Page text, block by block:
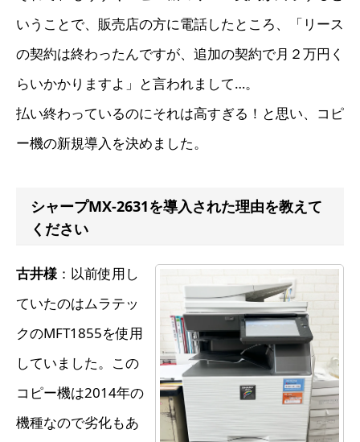
いうことで、販売店の方に電話したところ、「リース
の契約は終わったんですが、追加の契約で月２万円く
らいかかりますよ」と言われまして…。
払い終わっているのにそれは高すぎる！と思い、コピ
ー機の新規導入を決めました。
シャープMX-2631を導入された理由を教えて
ください
古井様：以前使用し
ていたのはムラテッ
クのMFT1855を使用
していました。この
コピー機は2014年の
機種なので劣化もあ